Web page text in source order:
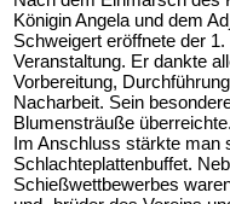
Königin Angela und dem
Schweigert eröffnete der
Veranstaltung. Er dankte
Vorbereitung,
Nacharbeit. Sein
Blumensträuße
Im Anschluss stärkte man
Schlachteplattenbuffet.
Schießwettbewerbes